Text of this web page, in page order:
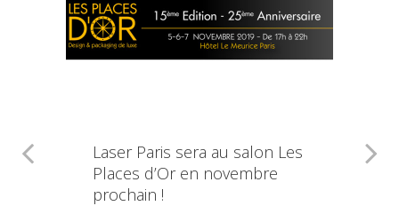
Laser Paris sera au salon Les
Places d’Or en novembre
prochain !